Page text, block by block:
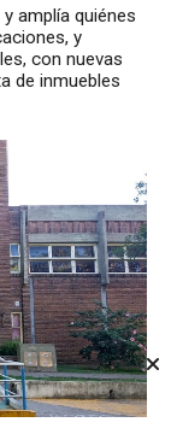
amplía quiénes
y
con nuevas
de inmuebles